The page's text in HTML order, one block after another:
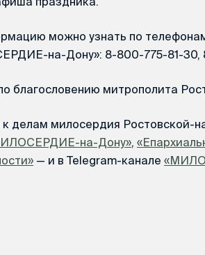
можно узнать по
на-Дону»: 8-800-775-81-30,
благословению митрополита
делам милосердия Ростовской-
на-Дону»,
— и в Telegram-канале